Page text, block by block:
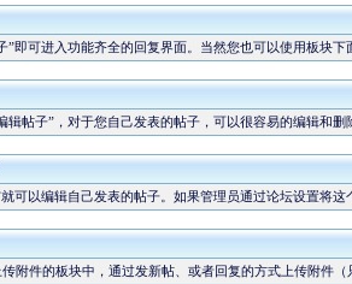
即可进入功能齐全的回复界面。当然您也可以使用板块
帖子”，对于您自己发表的帖子，可以很容易的编辑和
可以编辑自己发表的帖子。如果管理员通过论坛设置将这
附件的板块中，通过发新帖、或者回复的方式上传附件